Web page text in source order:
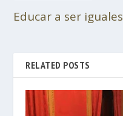
Educar a ser iguales
RELATED POSTS